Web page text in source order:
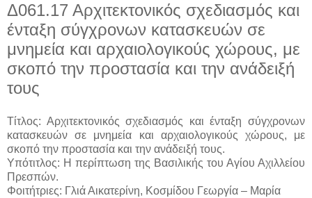
Δ061.17 Αρχιτεκτονικός σχεδιασμός και
ένταξη σύγχρονων κατασκευών σε
μνημεία και αρχαιολογικούς χώρους, με
σκοπό την προστασία και την ανάδειξή
τους
Τίτλος: Αρχιτεκτονικός σχεδιασμός και ένταξη σύγχρονων
κατασκευών σε μνημεία και αρχαιολογικούς χώρους, με
σκοπό την προστασία και την ανάδειξή τους.
Υπότιτλος: Η περίπτωση της Βασιλικής του Αγίου Αχιλλείου
Πρεσπών.
Φοιτήτριες: Γλιά Αικατερίνη, Κοσμίδου Γεωργία – Μαρία